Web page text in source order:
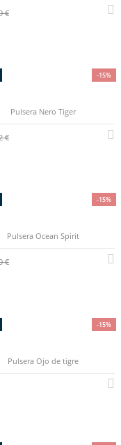
€
-15%
Pulsera Nero Tiger
€
-15%
Pulsera Ocean Spirit
€
-15%
Pulsera Ojo de tigre